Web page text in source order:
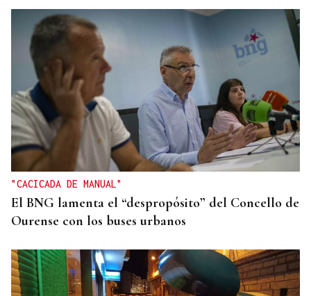
"CACICADA DE MANUAL"
El BNG lamenta el “despropósito” del Concello de
Ourense con los buses urbanos